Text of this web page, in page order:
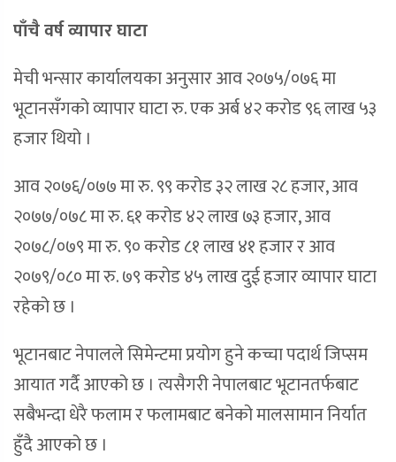
पाँचै वर्ष व्यापार घाटा
मेची भन्सार कार्यालयका अनुसार आव २०७५/०७६ मा
भूटानसँगको व्यापार घाटा रु. एक अर्ब ४२ करोड ९६ लाख ५३
हजार थियो ।
आव २०७६/०७७ मा रु. ९९ करोड ३२ लाख २८ हजार, आव
२०७७/०७८ मा रु. ६१ करोड ४२ लाख ७३ हजार, आव
२०७८/०७९ मा रु. ९० करोड ८१ लाख ४१ हजार र आव
२०७९/०८० मा रु. ७९ करोड ४५ लाख दुई हजार व्यापार घाटा
रहेको छ ।
भूटानबाट नेपालले सिमेन्टमा प्रयोग हुने कच्चा पदार्थ जिप्सम
आयात गर्दै आएको छ । त्यसैगरी नेपालबाट भूटानतर्फबाट
सबैभन्दा धेरै फलाम र फलामबाट बनेको मालसामान निर्यात
हुँदै आएको छ ।